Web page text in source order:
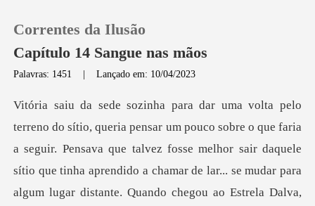
0
Loja
Correntes da Ilusão
Capítulo 14 Sangue nas mãos
Palavras: 1451 |Lançado em: 10/04/2023
guir. Pensava que talvez fosse melhor sair daquele
sítio que tinha aprendido a chamar de lar... se mudar para
algum